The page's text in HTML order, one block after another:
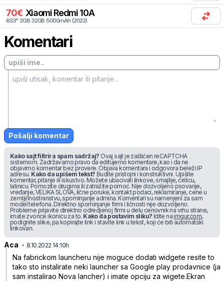
70€ Xiaomi Redmi 10A
6.53" 2GB 32GB 5000mAh (2022)
Komentari
Pošalji komentar
Kako sajt filtrira spam sadržaj? Ovaj sajt je zaštićen reCAPTCHA
sistemom. Zadržavamo pravo da editujemo komentare, kao i da ne
objavimo komentar bez provere. Objava komentara i odgovora beleži IP
adresu. Kako da upišem tekst? Budite pristojni i konstruktivni. Upišite
komentar, pitanje ili iskustvo. Možete ubacivati linkove, smajlije, ćirilicu,
latinicu. Pomozite drugima ili zatražite pomoć. Nije dozvoljeno psovanje,
vređanje, VELIKA SLOVA, lične poruke, kontakt podaci, reklamiranje, cene u
zemlji/inostranstvu, spominjanje admina. Komentari su namenjeni za sam
model telefona. Direktno spominjanje firmi i ličnosti nije dozvoljeno.
Probleme prijavite direktno odredjenoj firmi u delu cenovnik na vrhu strane,
imate zvonce ikonicu za to. Kako da postavim sliku? Idite na imgur.com,
podignite slike, pa kopirajte link i stavite link u tekst, koji će biti automatski
linkovan.
Aca • 8.10.2022 14:10h
Na fabrickom launcheru nije moguce dodati widgete resite to
tako sto instalirate neki launcher sa Google play prodavnice (ja
sam instalirao Nova lancher) i imate opciju za wigete.Ekran